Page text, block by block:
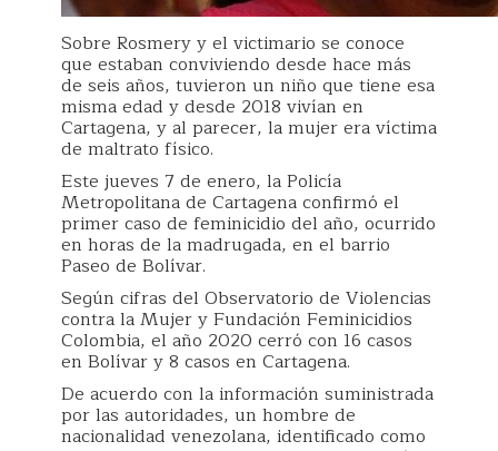
Sobre Rosmery y el victimario se conoce
que estaban conviviendo desde hace más
de seis años, tuvieron un niño que tiene esa
misma edad y desde 2018 vivían en
Cartagena, y al parecer, la mujer era víctima
de maltrato físico.
Este jueves 7 de enero, la Policía
Metropolitana de Cartagena confirmó el
primer caso de feminicidio del año, ocurrido
en horas de la madrugada, en el barrio
Paseo de Bolívar.
Según cifras del Observatorio de Violencias
contra la Mujer y Fundación Feminicidios
Colombia, el año 2020 cerró con 16 casos
en Bolívar y 8 casos en Cartagena.
De acuerdo con la información suministrada
por las autoridades, un hombre de
nacionalidad venezolana, identificado como